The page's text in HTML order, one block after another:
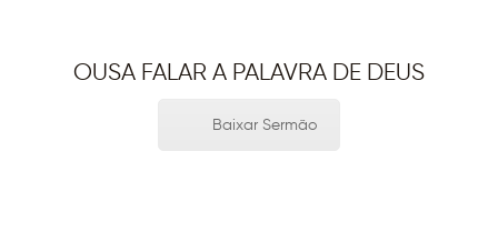
OUSA FALAR A PALAVRA DE DEUS
Baixar Sermão